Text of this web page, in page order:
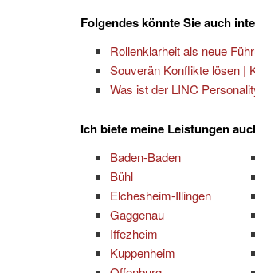
Folgendes könnte Sie auch
Rollenklarheit als neue
Souverän Konflikte lösen |
Was ist der LINC
Ich biete meine Leistungen
Baden-Baden
Bühl
Elchesheim-Illingen
Gaggenau
Iffezheim
Kuppenheim